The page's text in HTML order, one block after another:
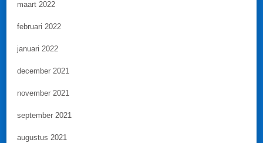
maart 2022
februari 2022
januari 2022
december 2021
november 2021
september 2021
augustus 2021